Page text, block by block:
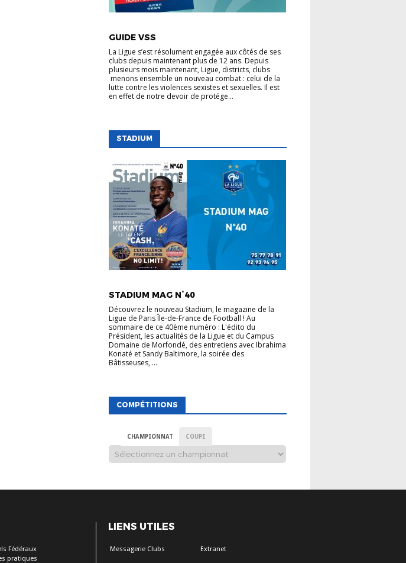
GUIDE VSS
La Ligue s’est résolument engagée aux côtés de ses
clubs depuis maintenant plus de 12 ans. Depuis
plusieurs mois maintenant, Ligue, districts, clubs
menons ensemble un nouveau combat : celui de la
lutte contre les violences sexistes et sexuelles. Il est
en effet de notre devoir de protége...
STADIUM
STADIUM MAG N°40
Découvrez le nouveau Stadium, le magazine de la
Ligue de Paris Île-de-France de Football ! Au
sommaire de ce 40ème numéro : L'édito du
Président, les actualités de la Ligue et du Campus
Domaine de Morfondé, des entretiens avec Ibrahima
Konaté et Sandy Baltimore, la soirée des
Bâtisseuses, ...
COMPÉTITIONS
CHAMPIONNAT COUPE
Fédéraux
pratiques
LIENS UTILES
Messagerie Clubs Extranet